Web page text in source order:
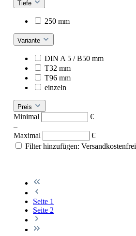
Tiefe
250 mm
Variante
DIN A 5 / B50 mm
T32 mm
T96 mm
einzeln
Preis
Minimal
€
–
Maximal
€
Filter hinzufügen: Versandkostenfrei
Seite 1
Seite 2